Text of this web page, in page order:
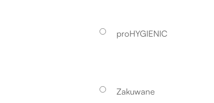
proHYGIENIC
Zakuwane